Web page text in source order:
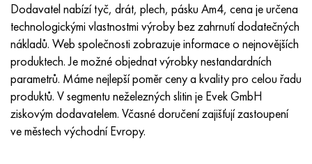
Dodavatel nabízí tyč, drát, plech, pásku Am4, cena je určena
technologickými vlastnostmi výroby bez zahrnutí dodatečných
nákladů. Web společnosti zobrazuje informace o nejnovějších
produktech. Je možné objednat výrobky nestandardních
parametrů. Máme nejlepší poměr ceny a kvality pro celou řadu
produktů. V segmentu neželezných slitin je Evek GmbH
ziskovým dodavatelem. Včasné doručení zajišťují zastoupení
ve městech východní Evropy.
Nitronik 50
Nitronic 60
Nitronik 75
Nimonic 80a
80 NHS
81HMA
Druhy přesných slitin
Termobimetaly
XN77TYUR
HN78Т
HN80TBY
N65M, EP982
SP -17
40 titan
Slitina 28 - 1,4563
Slitina 31 - 1,4562
Alloy 254smo® - 1,4547
Slitina 926 - 1,4529
21NKMT
37X12N8G8MFB
40X10X2M
40Х9С2
30хн3а, 31nicr14
34khn3ma, 36NiCrMo16, 35NiCrMo16
35hgs, 35hgs
35hgsa, 35hgsa